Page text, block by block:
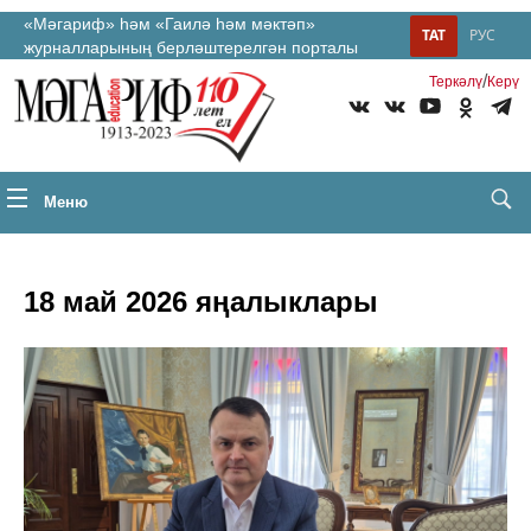
«Мәгариф» һәм «Гаилә һәм мәктәп»
журналларының берләштерелгән порталы
РУС
ТАТ
Теркəлү/Керү
Меню
18 май 2026 яңалыклары